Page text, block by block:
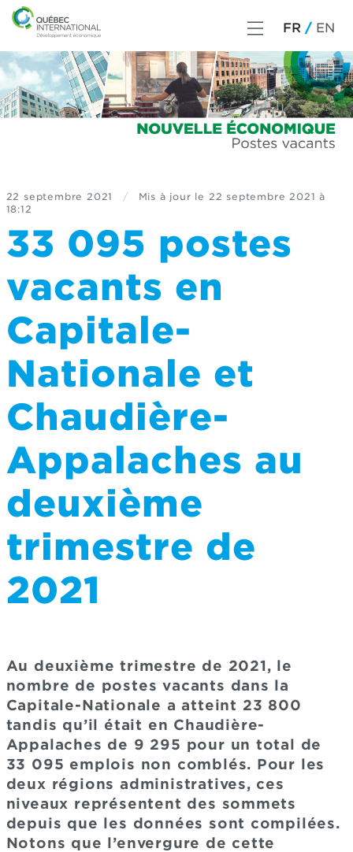
FR EN
22 septembre 2021 / Mis à jour le 22 septembre 2021 à
18:12
33 095 postes
vacants en
Capitale-
Nationale et
Chaudière-
Appalaches au
deuxième
trimestre de
2021
Au deuxième trimestre de 2021, le
nombre de postes vacants dans la
Capitale-Nationale a atteint 23 800
tandis qu’il était en Chaudière-
Appalaches de 9 295 pour un total de
33 095 emplois non comblés. Pour les
deux régions administratives, ces
niveaux représentent des sommets
depuis que les données sont compilées.
Notons que l’envergure de cette